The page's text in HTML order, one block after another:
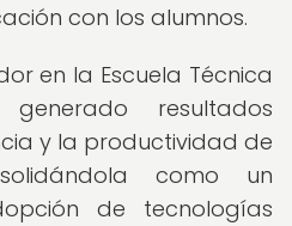
con los alumnos.
en la Escuela Técnica
resultados
y la productividad de
como un
de tecnologías